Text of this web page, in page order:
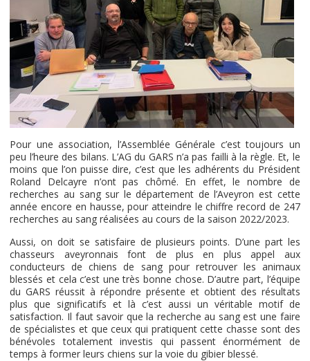
Pour une association, l’Assemblée Générale c’est toujours un
peu l’heure des bilans. L’AG du GARS n’a pas failli à la règle. Et, le
moins que l’on puisse dire, c’est que les adhérents du Président
Roland Delcayre n’ont pas chômé. En effet, le nombre de
recherches au sang sur le département de l’Aveyron est cette
année encore en hausse, pour atteindre le chiffre record de 247
recherches au sang réalisées au cours de la saison 2022/2023.
Aussi, on doit se satisfaire de plusieurs points. D’une part les
chasseurs aveyronnais font de plus en plus appel aux
conducteurs de chiens de sang pour retrouver les animaux
blessés et cela c’est une très bonne chose. D’autre part, l’équipe
du GARS réussit à répondre présente et obtient des résultats
plus que significatifs et là c’est aussi un véritable motif de
satisfaction. Il faut savoir que la recherche au sang est une faire
de spécialistes et que ceux qui pratiquent cette chasse sont des
bénévoles totalement investis qui passent énormément de
temps à former leurs chiens sur la voie du gibier blessé.